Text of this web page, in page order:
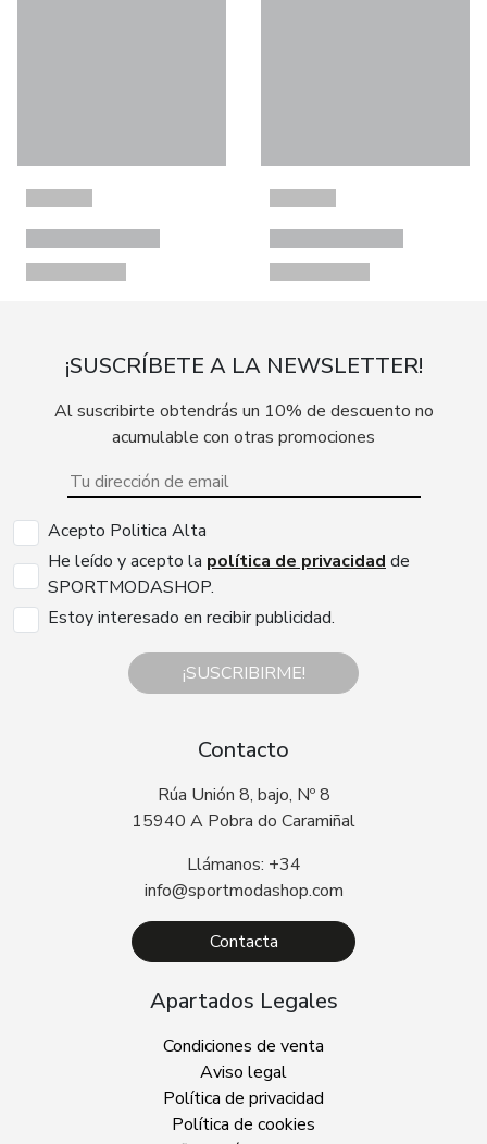
¡SUSCRÍBETE A LA NEWSLETTER!
Al suscribirte obtendrás un 10% de descuento no
acumulable con otras promociones
Acepto Politica Alta
He leído y acepto la política de privacidad de
SPORTMODASHOP.
Estoy interesado en recibir publicidad.
¡SUSCRIBIRME!
Contacto
Rúa Unión 8, bajo, Nº 8
15940 A Pobra do Caramiñal
Llámanos: +34
info@sportmodashop.com
Contacta
Apartados Legales
Condiciones de venta
Aviso legal
Política de privacidad
Política de cookies